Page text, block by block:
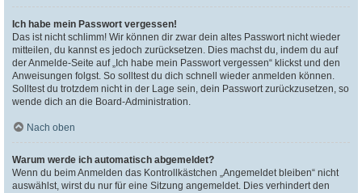
Ich habe mein Passwort vergessen!
Das ist nicht schlimm! Wir können dir zwar dein altes Passwort nicht wieder
mitteilen, du kannst es jedoch zurücksetzen. Dies machst du, indem du auf
der Anmelde-Seite auf „Ich habe mein Passwort vergessen“ klickst und den
Anweisungen folgst. So solltest du dich schnell wieder anmelden können.
Solltest du trotzdem nicht in der Lage sein, dein Passwort zurückzusetzen, so
wende dich an die Board-Administration.
Nach oben
Warum werde ich automatisch abgemeldet?
Wenn du beim Anmelden das Kontrollkästchen „Angemeldet bleiben“ nicht
auswählst, wirst du nur für eine Sitzung angemeldet. Dies verhindert den